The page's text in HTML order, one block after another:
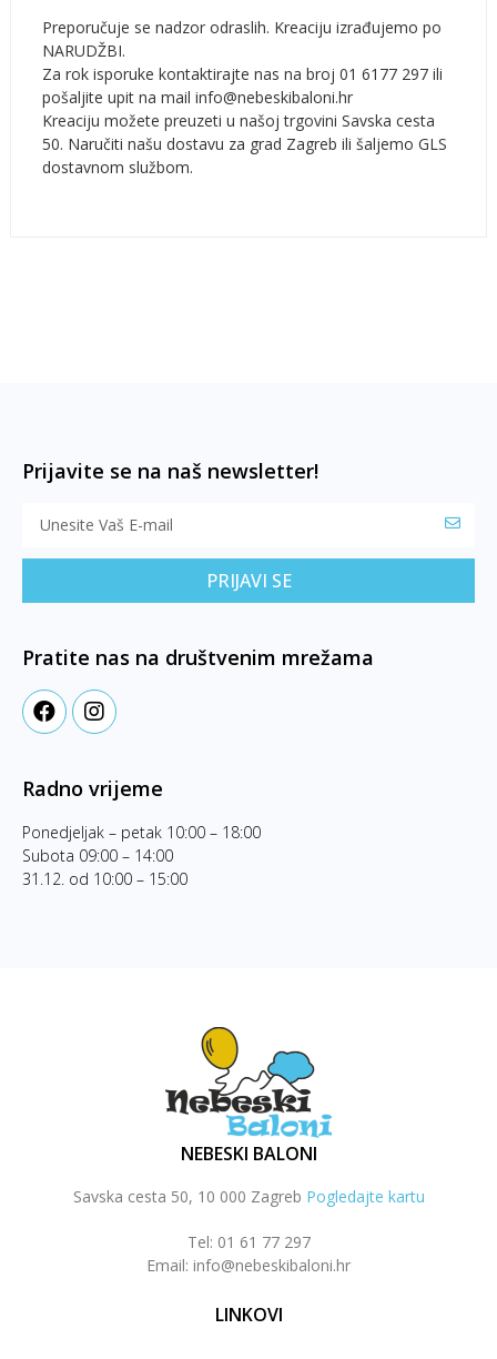
Preporučuje se nadzor odraslih. Kreaciju izrađujemo po
NARUDŽBI.
Za rok isporuke kontaktirajte nas na broj 01 6177 297 ili
pošaljite upit na mail info@nebeskibaloni.hr
Kreaciju možete preuzeti u našoj trgovini Savska cesta
50. Naručiti našu dostavu za grad Zagreb ili šaljemo GLS
dostavnom službom.
Prijavite se na naš newsletter!
PRIJAVI SE
Pratite nas na društvenim mrežama
Radno vrijeme
Ponedjeljak – petak 10:00 – 18:00
Subota 09:00 – 14:00
31.12. od 10:00 – 15:00
NEBESKI BALONI
Savska cesta 50, 10 000 Zagreb Pogledajte kartu
Tel: 01 61 77 297
Email: info@nebeskibaloni.hr
LINKOVI